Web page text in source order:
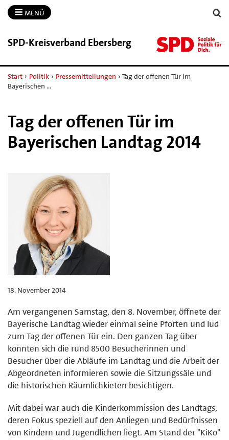
MENÜ
SPD-​Kreisverband Ebersberg
Start › Politik › Pressemitteilungen › Tag der offenen Tür im
Bayerischen …
Tag der offenen Tür im
Bayerischen Landtag 2014
18. November 2014
Am vergangenen Samstag, den 8. November, öffnete der
Bayerische Landtag wieder einmal seine Pforten und lud
zum Tag der offenen Tür ein. Den ganzen Tag über
konnten sich die rund 8500 Besucherinnen und
Besucher über die Abläufe im Landtag und die Arbeit der
Abgeordneten informieren sowie die Sitzungssäle und
die historischen Räumlichkieten besichtigen.
Mit dabei war auch die Kinderkommission des Landtags,
deren Fokus speziell auf den Anliegen und Bedürfnissen
von Kindern und Jugendlichen liegt. Am Stand der "KiKo"